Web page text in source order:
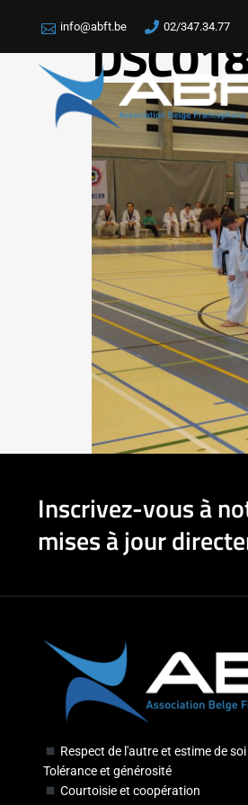
info@abft.be 02/347.34.77
Inscrivez-vous à
mises à jour
Respect de l'autre et estime de soi
Tolérance et générosité
Courtoisie et coopération